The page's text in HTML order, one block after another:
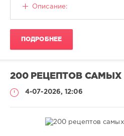
Книги
26
Кулинария,
PDF
Описание:
ПОДРОБНЕЕ
200 РЕЦЕПТОВ
4-07-2026, 12:06